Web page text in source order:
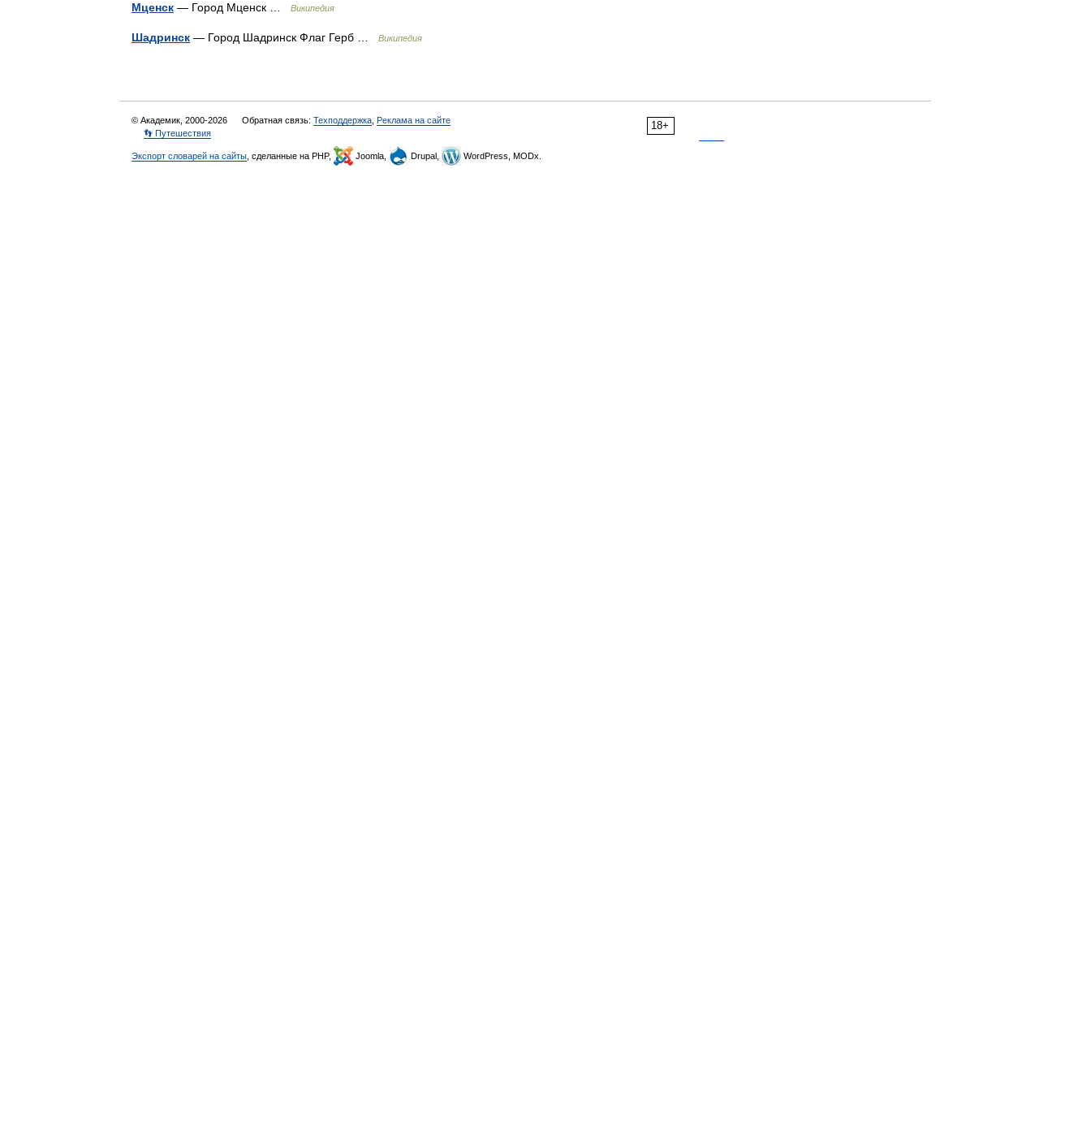
Мценск — Город Мценск … Википедия
Шадринск — Город Шадринск Флаг Герб … Википедия
18+
© Академик, 2000-2026 Обратная связь: Техподдержка Реклама на сайте
👣 Путешествия
Экспорт словарей на сайты , сделанные на PHP, Joomla, Drupal, WordPress, MODx.